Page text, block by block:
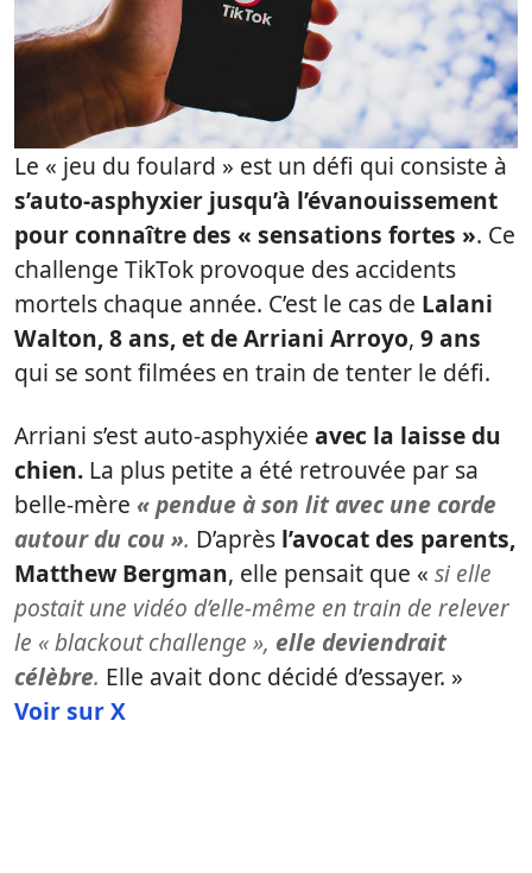
Le « jeu du foulard » est un défi qui consiste à
s’auto-asphyxier jusqu’à l’évanouissement
pour connaître des « sensations fortes ». Ce
challenge TikTok provoque des accidents
mortels chaque année. C’est le cas de Lalani
Walton, 8 ans, et de Arriani Arroyo, 9 ans
qui se sont filmées en train de tenter le défi.
Arriani s’est auto-asphyxiée avec la laisse du
chien. La plus petite a été retrouvée par sa
belle-mère « pendue à son lit avec une corde
autour du cou ». D’après l’avocat des parents,
Matthew Bergman, elle pensait que « si elle
postait une vidéo d’elle-même en train de relever
le « blackout challenge », elle deviendrait
célèbre. Elle avait donc décidé d’essayer. »
Voir sur X